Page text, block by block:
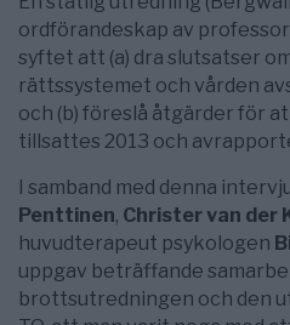
ordförandeskap av professor
syftet att (a) dra slutsatser
rättssystemet och vården
och (b) föreslå åtgärder för
tillsattes 2013 och
I samband med denna
Penttinen, Christer van der
huvudterapeut psykologen
uppgav beträffande
brottsutredningen och den